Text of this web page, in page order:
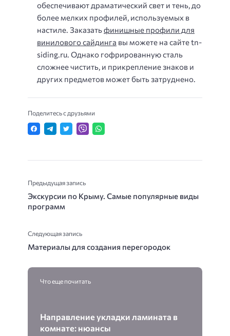
обеспечивают драматический свет и тень, до
более мелких профилей, используемых в
настиле. Заказатьфинишные профили для
винилового сайдинга вы можете на сайте tn-
siding.ru. Однако гофрированную сталь
сложнее чистить, и прикрепление знаков и
других предметов может быть затруднено.
Поделитесь с друзьями
Предыдущая запись
Экскурсии по Крыму. Самые популярные виды
программ
Следующая запись
Материалы для создания перегородок
Что еще почитать
Направление укладки ламината в
комнате: нюансы